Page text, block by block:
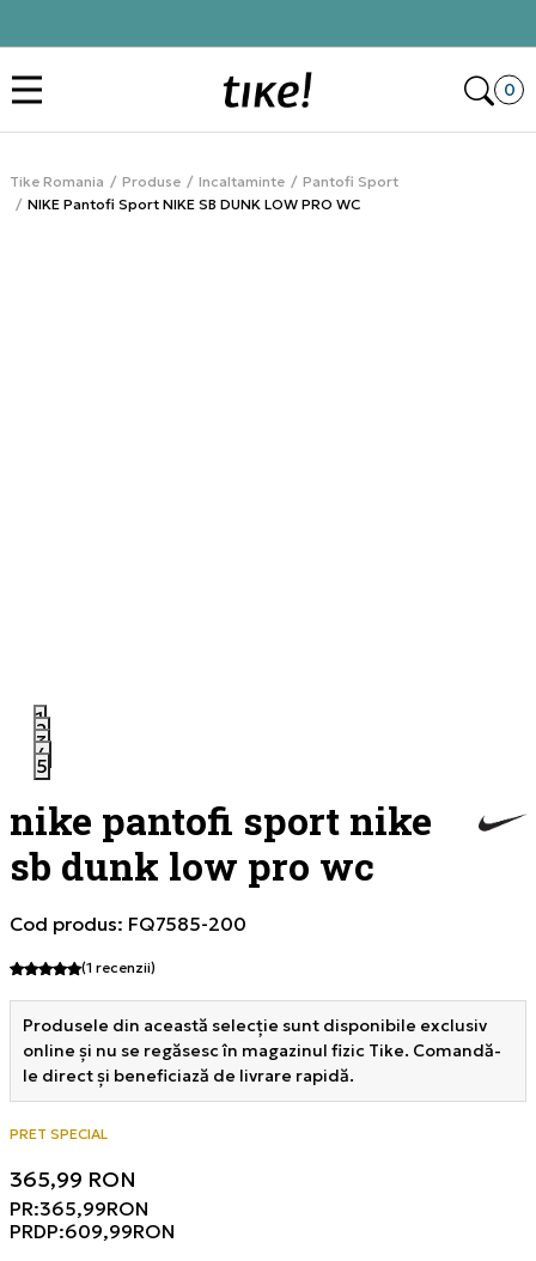
0
Tike Romania Produse Incaltaminte
Pantofi Sport
NIKE Pantofi Sport NIKE SB DUNK LOW PRO WC
1
2
3
4
5
nike pantofi sport nike
sb dunk low pro wc
Cod produs: FQ7585-200
(1 recenzii)
Produsele din această selecție sunt disponibile exclusiv
online și nu se regăsesc în magazinul fizic Tike. Comandă-
le direct și beneficiază de livrare rapidă.
PRET SPECIAL
365,99 RON
PR:365,99RON
PRDP:609,99RON